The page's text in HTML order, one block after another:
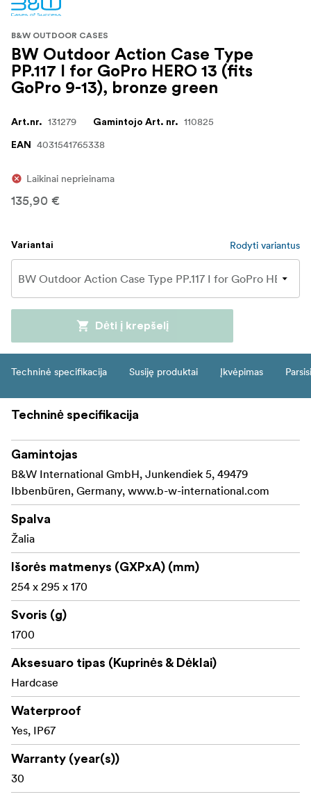
B&W OUTDOOR CASES
BW Outdoor Action Case Type
PP.117 I for GoPro HERO 13 (fits
GoPro 9-13), bronze green
Art.nr. 131279 Gamintojo Art. nr. 110825
EAN 4031541765338
Laikinai neprieinama
135,90 €
Variantai Rodyti variantus
Dėti į krepšelį
Techninė specifikacija Susiję produktai Įkvėpimas
Techninė specifikacija
Gamintojas
B&W International GmbH, Junkendiek 5, 49479
Ibbenbüren, Germany, www.b-w-international.com
Spalva
Žalia
Išorės matmenys (GXPxA) (mm)
254 x 295 x 170
Svoris (g)
1700
Aksesuaro tipas (Kuprinės & Dėklai)
Hardcase
Waterproof
Yes, IP67
Warranty (year(s))
30